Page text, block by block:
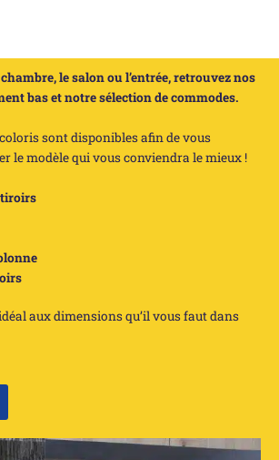
le salon ou l’entrée, retrouvez nos
bas et notre sélection de commodes.
sont disponibles afin de vous
le modèle qui vous conviendra le mieux !
tiroirs
aux dimensions qu’il vous faut dans